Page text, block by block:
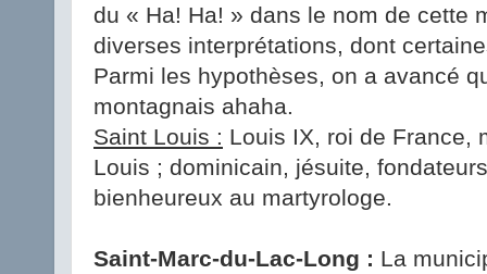
du « Ha! Ha! » dans le nom de cette
diverses interprétations, dont
Parmi les hypothèses, on a avancé
montagnais ahaha.
Saint Louis : Louis IX, roi de France,
Louis ; dominicain, jésuite,
bienheureux au martyrologe.
Saint-Marc-du-Lac-Long : La